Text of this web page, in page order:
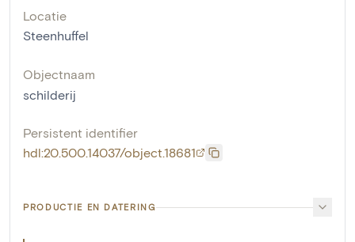
Locatie
Steenhuffel
Objectnaam
schilderij
Persistent identifier
hdl:20.500.14037/object.18681
PRODUCTIE EN DATERING